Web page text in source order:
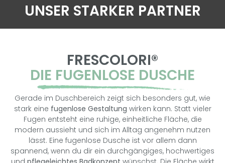
UNSER STARKER PARTNER
FRESCOLORI®
DIE FUGENLOSE DUSCHE
Gerade im Duschbereich zeigt sich besonders gut, wie
stark eine fugenlose Gestaltung wirken kann. Statt vieler
Fugen entsteht eine ruhige, einheitliche Fläche, die
modern aussieht und sich im Alltag angenehm nutzen
lässt. Eine fugenlose Dusche ist vor allem dann
spannend, wenn du dir ein durchgängiges, hochwertiges